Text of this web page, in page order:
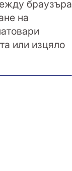
браузъра
на
или изцяло